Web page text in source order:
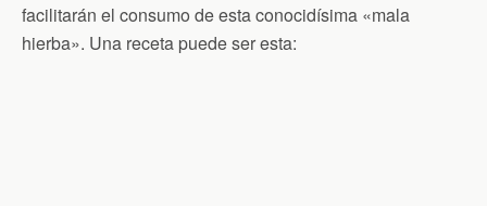
facilitarán el consumo de esta conocidísima «mala
hierba». Una receta puede ser esta: